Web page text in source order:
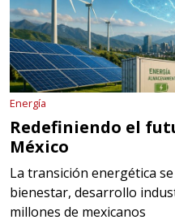
Energía
Redefiniendo el
México
La transición energética
bienestar, desarrollo
millones de mexicanos